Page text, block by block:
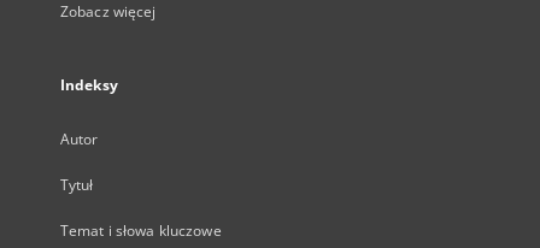
Zobacz więcej
Indeksy
Autor
Tytuł
Temat i słowa kluczowe